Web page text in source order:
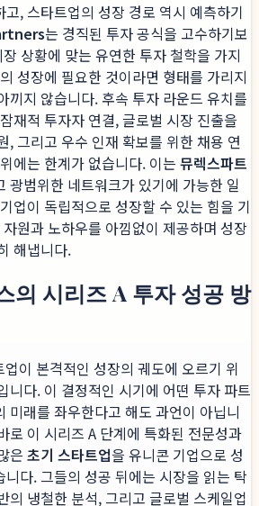
, 스타트업의 성장 경로 역시 예측하기
는 경직된 투자 공식을 고수하기보
상황에 맞는 유연한 투자 철학을 가지
성장에 필요한 것이라면 형태를 가리지
끼지 않습니다. 후속 투자 라운드 유치를
재적 투자자 연결, 글로벌 시장 진출을
, 그리고 우수 인재 확보를 위한 채용 연
에는 한계가 없습니다. 이는 뮤렉스파트
광범위한 네트워크가 있기에 가능한 일
업이 독립적으로 성장할 수 있는 힘을 기
원과 노하우를 아낌없이 제공하며 성장
해냅니다.
의 시리즈 A 투자 성공 방
업이 본격적인 성장의 궤도에 오르기 위
니다. 이 결정적인 시기에 어떤 투자 파트
미래를 좌우한다고 해도 과언이 아닙니
로 이 시리즈 A 단계에 특화된 전문성과
은 초기 스타트업을 유니콘 기업으로 성
다. 그들의 성공 뒤에는 시장을 읽는 탁
의 냉철한 분석, 그리고 글로벌 스케일업